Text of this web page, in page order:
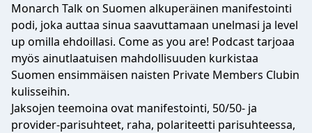
Monarch Talk on Suomen alkuperäinen manifestointi
podi, joka auttaa sinua saavuttamaan unelmasi ja level
up omilla ehdoillasi. Come as you are! Podcast tarjoaa
myös ainutlaatuisen mahdollisuuden kurkistaa
Suomen ensimmäisen naisten Private Members Clubin
kulisseihin.
Jaksojen teemoina ovat manifestointi, 50/50- ja
provider-parisuhteet, raha, polariteetti parisuhteessa,